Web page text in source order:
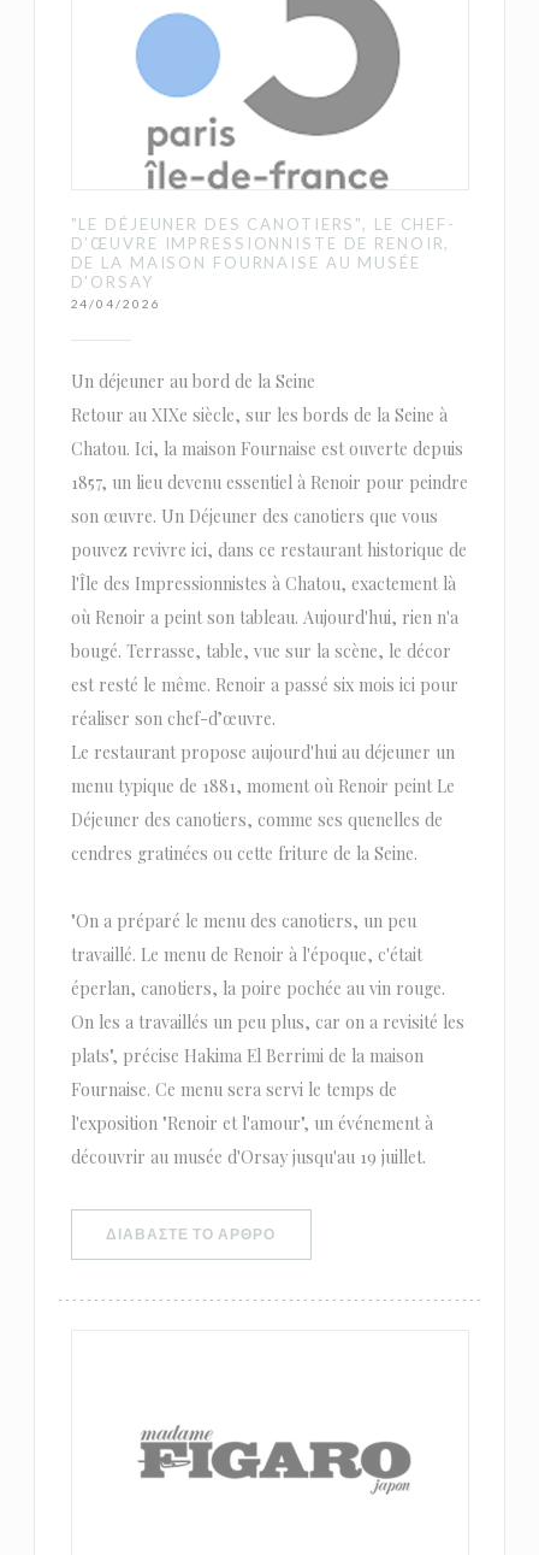
"LE DÉJEUNER DES CANOTIERS", LE CHEF-
D’ŒUVRE IMPRESSIONNISTE DE RENOIR,
DE LA MAISON FOURNAISE AU MUSÉE
D'ORSAY
24/04/2026
Un déjeuner au bord de la Seine
Retour au XIXe siècle, sur les bords de la Seine à
Chatou. Ici, la maison Fournaise est ouverte depuis
1857, un lieu devenu essentiel à Renoir pour peindre
son œuvre. Un Déjeuner des canotiers que vous
pouvez revivre ici, dans ce restaurant historique de
l'Île des Impressionnistes à Chatou, exactement là
où Renoir a peint son tableau. Aujourd'hui, rien n'a
bougé. Terrasse, table, vue sur la scène, le décor
est resté le même. Renoir a passé six mois ici pour
réaliser son chef-d’œuvre.
Le restaurant propose aujourd'hui au déjeuner un
menu typique de 1881, moment où Renoir peint Le
Déjeuner des canotiers, comme ses quenelles de
cendres gratinées ou cette friture de la Seine.
"On a préparé le menu des canotiers, un peu
travaillé. Le menu de Renoir à l'époque, c'était
éperlan, canotiers, la poire pochée au vin rouge.
On les a travaillés un peu plus, car on a revisité les
plats", précise Hakima El Berrimi de la maison
Fournaise. Ce menu sera servi le temps de
l'exposition "Renoir et l'amour", un événement à
découvrir au musée d'Orsay jusqu'au 19 juillet.
ΔΙΑΒΆΣΤΕ ΤΟ ΆΡΘΡΟ